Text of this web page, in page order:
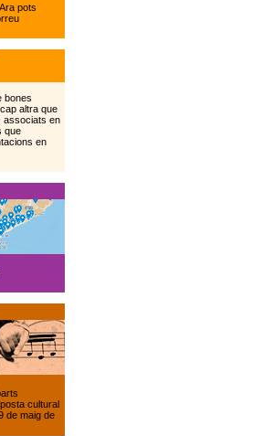
pots
bones
altra que
associats en
que
en
cultural
de maig de